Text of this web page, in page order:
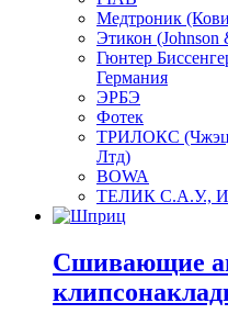
Медтроник
Этикон (Johnson
Гюнтер
Германия
ЭРБЭ
Фотек
ТРИЛОКС
Лтд)
BOWA
ТЕЛИК С.А.У.,
Сшивающие